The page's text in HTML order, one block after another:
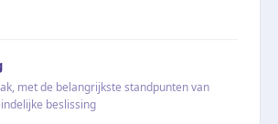
met de belangrijkste standpunten van
beslissing